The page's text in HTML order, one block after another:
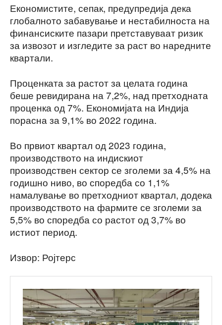
Економистите, сепак, предупредија дека
глобалното забавување и нестабилноста на
финансиските пазари претставуваат ризик
за извозот и изгледите за раст во наредните
квартали.
Проценката за растот за целата година
беше ревидирана на 7,2%, над претходната
проценка од 7%. Економијата на Индија
порасна за 9,1% во 2022 година.
Во првиот квартал од 2023 година,
производството на индискиот
производствен сектор се зголеми за 4,5% на
годишно ниво, во споредба со 1,1%
намалување во претходниот квартал, додека
производството на фармите се зголеми за
5,5% во споредба со растот од 3,7% во
истиот период.
Извор: Ројтерс